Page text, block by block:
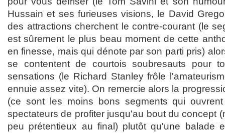
Hussain et ses furieuses visions, le David
des attractions cherchent le contre-courant (le
est sûrement le plus beau moment de cette
en finesse, mais qui dénote par son parti pris)
se contentent de courtois soubresauts pour
sensations (le Richard Stanley frôle
ennuie assez vite). On remercie alors la
(ce sont les moins bons segments qui
spectateurs de profiter jusqu'au bout du concept
peu prétentieux au final) plutôt qu'une balade